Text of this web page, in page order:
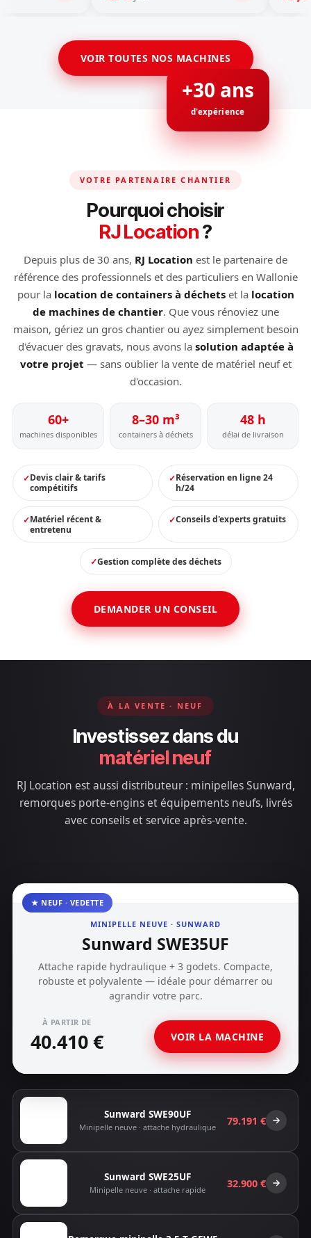
VOIR TOUTES NOS MACHINES
+30 ans
d'expérience
VOTRE PARTENAIRE CHANTIER
Pourquoi choisir
RJ Location?
Depuis plus de 30 ans, RJ Location est le partenaire de
référence des professionnels et des particuliers en Wallonie
pour la location de containers à déchetset la location
de machines de chantier. Que vous rénoviez une
maison, gériez un gros chantier ou ayez simplement besoin
d'évacuer des gravats, nous avons la solution adaptée à
votre projet — sans oublier la vente de matériel neuf et
d'occasion.
60+
machines disponibles
8–30 m³
containers à déchets
48 h
délai de livraison
Devis clair & tarifs
compétitifs
Réservation en ligne 24
h/24
Matériel récent &
entretenu
Conseils d'experts gratuits
Gestion complète des déchets
DEMANDER UN CONSEIL
À LA VENTE · NEUF
Investissez dans du
matériel neuf
RJ Location est aussi distributeur : minipelles Sunward,
remorques porte-engins et équipements neufs, livrés
avec conseils et service après-vente.
★ NEUF · VEDETTE
MINIPELLE NEUVE · SUNWARD
Sunward SWE35UF
Attache rapide hydraulique + 3 godets. Compacte,
robuste et polyvalente — idéale pour démarrer ou
agrandir votre parc.
À PARTIR DE
40.410 € VOIR LA MACHINE
Sunward SWE90UF
Minipelle neuve · attache hydraulique 79.191 €
Sunward SWE25UF
Minipelle neuve · attache rapide 32.900 €